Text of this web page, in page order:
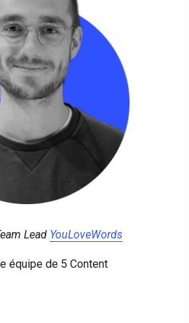
Lead YouLoveWords
équipe de 5 Content